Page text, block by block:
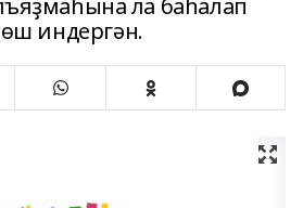
ла баһалап
индергән.